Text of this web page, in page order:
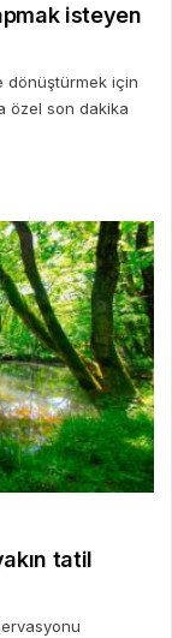
isteyen
dönüştürmek için
özel son dakika
tatil